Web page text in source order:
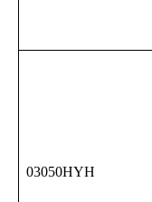
03050HYH